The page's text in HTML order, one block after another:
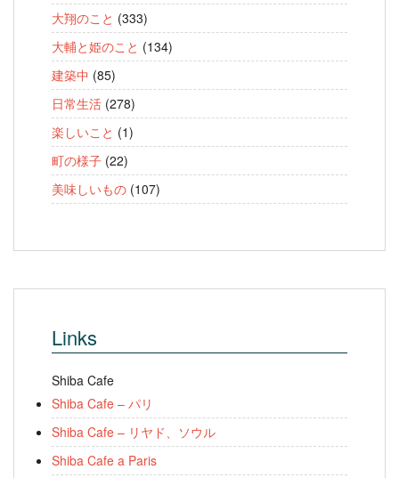
大翔のこと (333)
大輔と姫のこと (134)
建築中 (85)
日常生活 (278)
楽しいこと (1)
町の様子 (22)
美味しいもの (107)
Links
Shiba Cafe
Shiba Cafe – パリ
Shiba Cafe – リヤド、ソウル
Shiba Cafe a Paris